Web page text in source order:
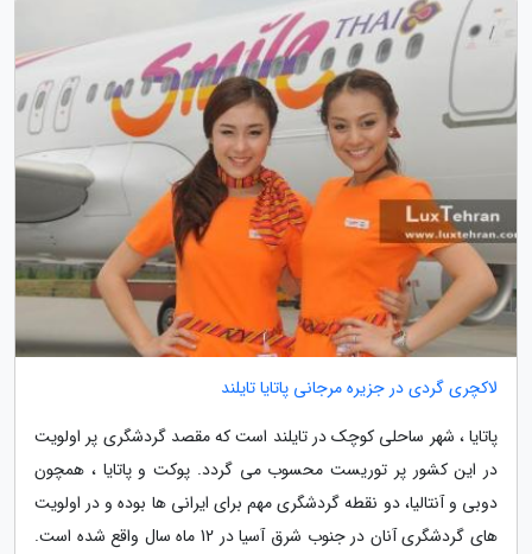
لاکچری گردی در جزیره مرجانی پاتایا تایلند
پاتایا ، شهر ساحلی کوچک در تایلند است که مقصد گردشگری پر اولویت
در این کشور پر توریست محسوب می گردد. پوکت و پاتایا ، همچون
دوبی و آنتالیا، دو نقطه گردشگری مهم برای ایرانی ها بوده و در اولویت
های گردشگری آنان در جنوب شرق آسیا در 12 ماه سال واقع شده است.